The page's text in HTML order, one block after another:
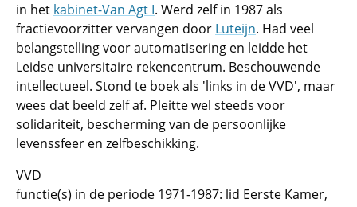
in het kabinet-Van Agt I. Werd zelf in 1987 als
fractievoorzitter vervangen door Luteijn. Had veel
belangstelling voor automatisering en leidde het
Leidse universitaire rekencentrum. Beschouwende
intellectueel. Stond te boek als 'links in de VVD', maar
wees dat beeld zelf af. Pleitte wel steeds voor
solidariteit, bescherming van de persoonlijke
levenssfeer en zelfbeschikking.
VVD
functie(s) in de periode 1971-1987: lid Eerste Kamer,